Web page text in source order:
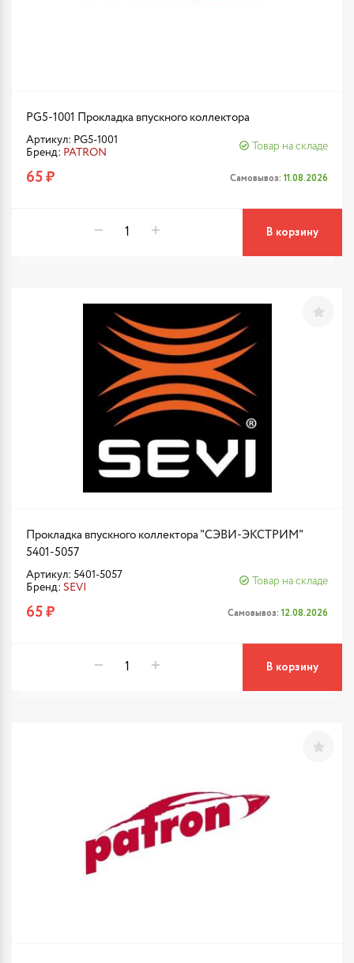
PG5-1001 Прокладка впускного коллектора
Артикул: PG5-1001
Бренд: PATRON
Товар на складе
65 ₽ Самовывоз: 11.08.2026
В корзину
Прокладка впускного коллектора "СЭВИ-ЭКСТРИМ"
5401-5057
Артикул: 5401-5057
Бренд: SEVI
Товар на складе
65 ₽ Самовывоз: 12.08.2026
В корзину